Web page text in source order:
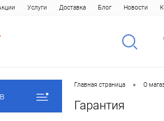
Услуги Доставка Блог Новости
Главная страница • О
Гарантия